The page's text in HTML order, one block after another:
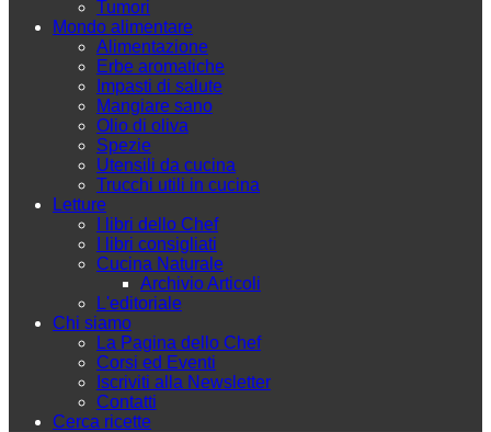
Tumori
Mondo alimentare
Alimentazione
Erbe aromatiche
Impasti di salute
Mangiare sano
Olio di oliva
Spezie
Utensili da cucina
Trucchi utili in cucina
Letture
I libri dello Chef
I libri consigliati
Cucina Naturale
Archivio Articoli
L'editoriale
Chi siamo
La Pagina dello Chef
Corsi ed Eventi
Iscriviti alla Newsletter
Contatti
Cerca ricette